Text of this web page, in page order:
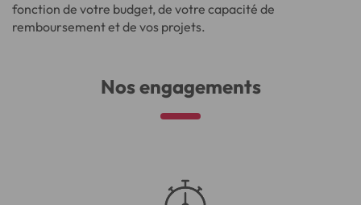
fonction de votre budget, de votre capacité de
remboursement et de vos projets.
Nos engagements